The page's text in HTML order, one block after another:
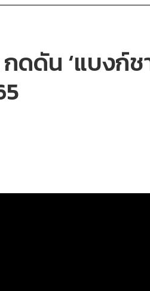
ดดัน ‘แบงก์